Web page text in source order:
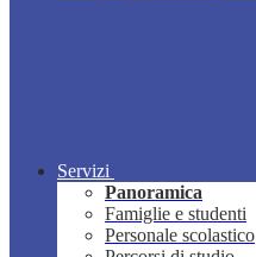
Servizi
Panoramica
Famiglie e studenti
Personale scolastico